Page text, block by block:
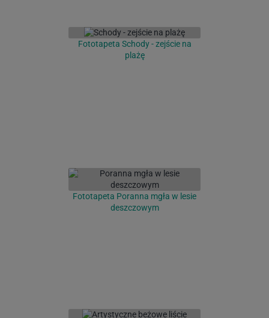
Fototapeta Schody - zejście na
plażę
Fototapeta Poranna mgła w lesie
deszczowym